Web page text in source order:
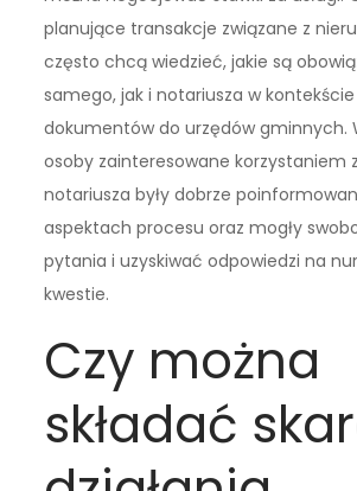
planujące transakcje związane z
często chcą wiedzieć, jakie są
samego, jak i notariusza w kontekście
dokumentów do urzędów gminnych.
osoby zainteresowane korzystaniem
notariusza były dobrze
aspektach procesu oraz mogły
pytania i uzyskiwać odpowiedzi na
kwestie.
Czy można
składać